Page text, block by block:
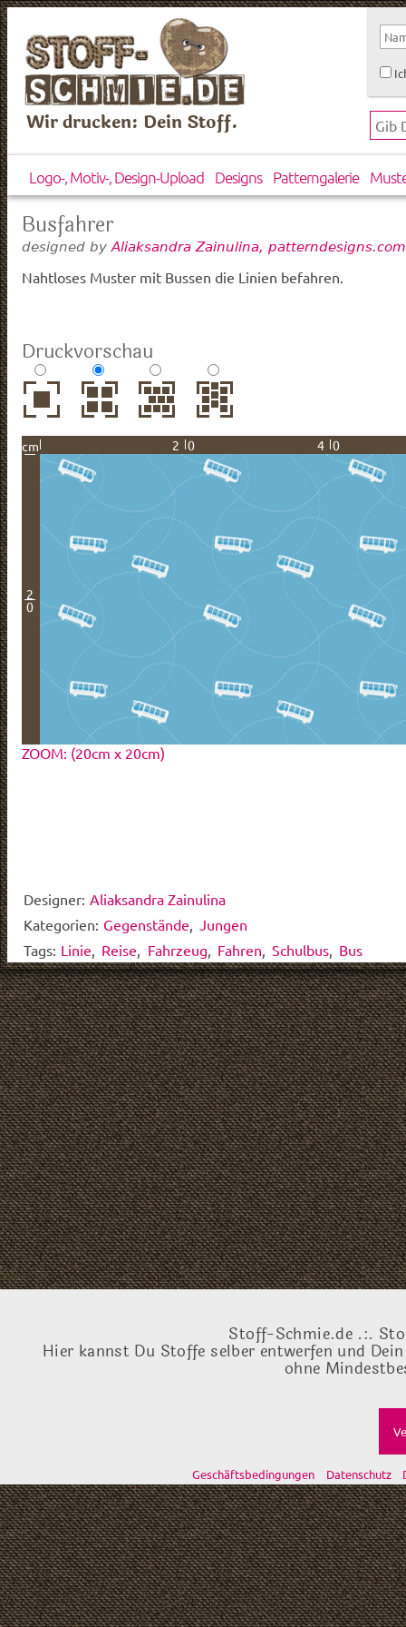
Wir drucken: Dein Stoff.
Logo-, Motiv-, Design-Upload Designs Patterngalerie
Busfahrer
designed by Aliaksandra Zainulina, patterndesigns.com
Nahtloses Muster mit Bussen die Linien befahren.
Druckvorschau
cm 20 40
2
0
ZOOM: (20cm x 20cm)
Designer: Aliaksandra Zainulina
Kategorien: Gegenstände
Jungen
Tags: Linie Reise Fahrzeug Fahren Schulbus, Bus
Stoff-Schmie.de .:.
Hier kannst Du Stoffe selber entwerfen und
ohne
Geschäftsbedingungen Datenschutz